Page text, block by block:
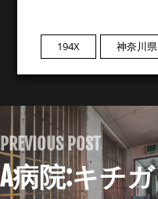
194X 神奈川県
PREVIOUS POST
A病院:キチガ